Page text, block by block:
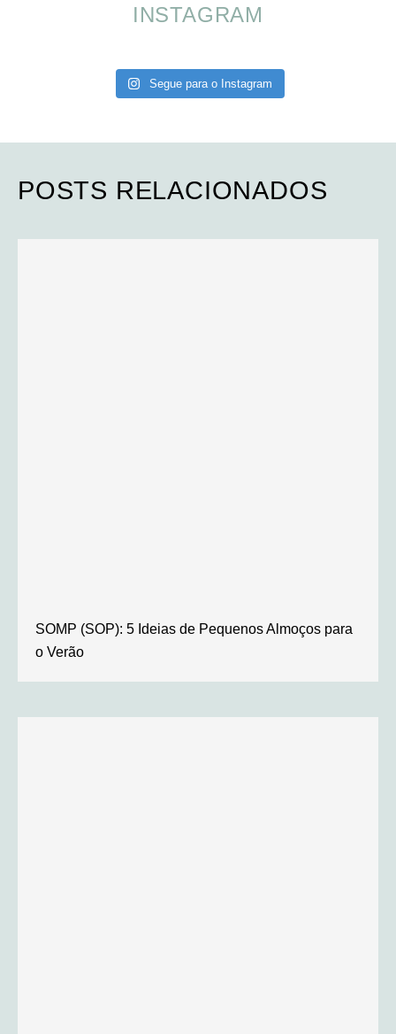
INSTAGRAM
Segue para o Instagram
POSTS RELACIONADOS
SOMP (SOP): 5 Ideias de Pequenos Almoços para
o Verão